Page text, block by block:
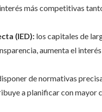
más competitivas
(IED): los capitales de
aumenta el
de normativas
a planificar con mayor